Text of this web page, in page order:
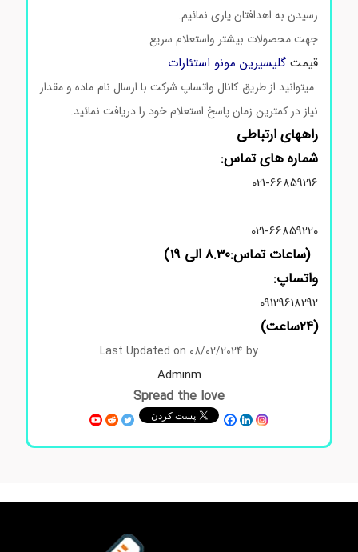
رسیدن به اهدافتان یاری نمائیم.
جهت محصولات بیشتر واستعلام سریع
قیمتگلیسیرین مونو استئارات
میتوانید از طریق کانال واتساپ شرکت با ارسال نام ماده و مقدار
نیاز در کمترین زمان پاسخ استعلام خود را دریافت نمائید.
راههای ارتباطی
شماره های تماس:
021-66859216
021-66859220
(ساعات تماس:8.30 الی 19)
واتساپ:
09129618292
Last Updated on 08/02/2024 by
Adminm
Spread the love